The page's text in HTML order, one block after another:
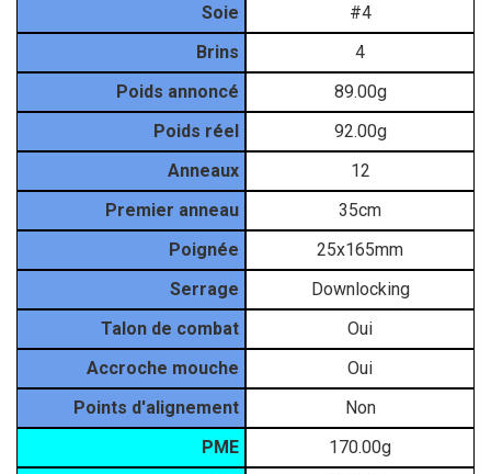
Soie
#4
Brins
4
Poids annoncé
89.00g
Poids réel
92.00g
Anneaux
12
Premier anneau
35cm
Poignée
25x165mm
Serrage
Downlocking
Talon de combat
Oui
Accroche mouche
Oui
Points d'alignement
Non
PME
170.00g